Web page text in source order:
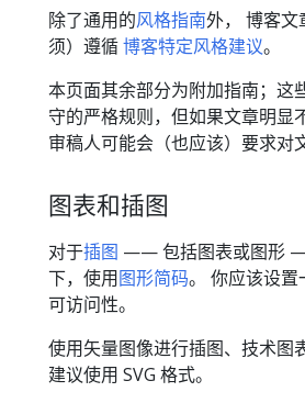
除了通用的风格指南外， 博客文
须）遵循博客特定风格建议。
本页面其余部分为附加指南；这
守的严格规则，但如果文章明显
审稿人可能会（也应该）要求对
图表和插图
对于插图 —— 包括图表或图形
下，使用图形简码。 你应该设置
可访问性。
使用矢量图像进行插图、技术图
建议使用 SVG 格式。